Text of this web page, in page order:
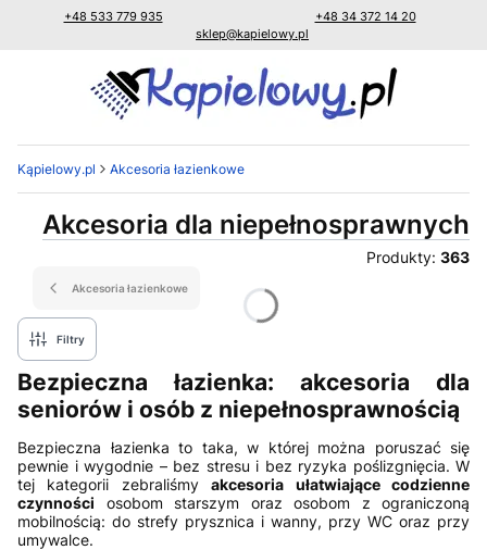
+48 533 779 935
+48 34 372 14 20
sklep@kapielowy.pl
Kąpielowy.pl Akcesoria łazienkowe
Akcesoria dla niepełnosprawnych
Produkty: 363
Akcesoria łazienkowe
Filtry
Bezpieczna łazienka: akcesoria dla
seniorów i osób z niepełnosprawnością
Bezpieczna łazienka to taka, w której można poruszać się
pewnie i wygodnie – bez stresu i bez ryzyka poślizgnięcia. W
tej kategorii zebraliśmyakcesoria ułatwiające codzienne
czynności osobom starszym oraz osobom z ograniczoną
mobilnością: do strefy prysznica i wanny, przy WC oraz przy
umywalce.